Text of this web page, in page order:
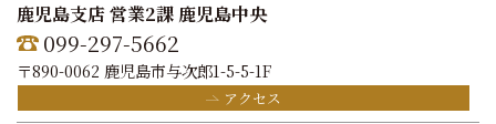
鹿児島支店 営業2課 鹿児島中央
099-297-5662
〒890-0062 鹿児島市与次郎1-5-5-1F
アクセス